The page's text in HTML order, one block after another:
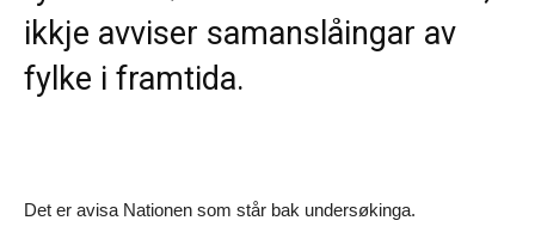
ikkje avviser samanslåingar av
fylke i framtida.
Det er avisa Nationen som står bak undersøkinga.